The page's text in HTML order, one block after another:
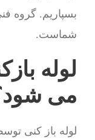
بسپاریم. گروه
شماست.
لوله
می
لوله باز کنی